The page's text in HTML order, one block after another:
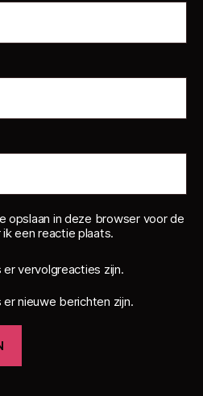
opslaan in deze browser voor de
een reactie plaats.
er vervolgreacties zijn.
nieuwe berichten zijn.